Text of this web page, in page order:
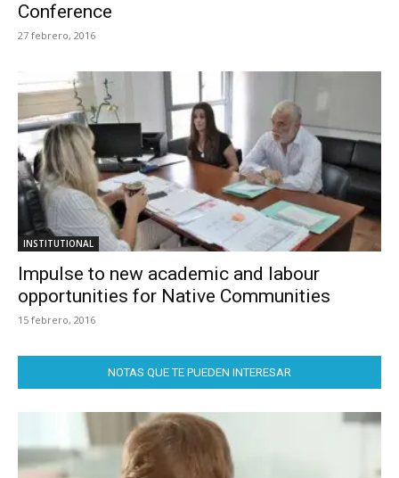
Conference
27 febrero, 2016
INSTITUTIONAL
Impulse to new academic and labour
opportunities for Native Communities
15 febrero, 2016
NOTAS QUE TE PUEDEN INTERESAR